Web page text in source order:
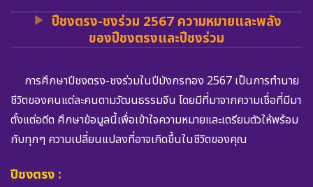
ปีชงตรง-ชงร่วม 2567 ความหมายและพลัง
ของปีชงตรงและปีชงร่วม
การศึกษาปีชงตรง-ชงร่วมในปีมังกรทอง 2567 เป็นการทำนาย
ชีวิตของคนแต่ละคนตามวัฒนธรรมจีน โดยมีที่มาจากความเชื่อที่มีมา
ตั้งแต่อดีต ศึกษาข้อมูลนี้เพื่อเข้าใจความหมายและเตรียมตัวให้พร้อม
กับทุกๆ ความเปลี่ยนแปลงที่อาจเกิดขึ้นในชีวิตของคุณ
ปีชงตรง :